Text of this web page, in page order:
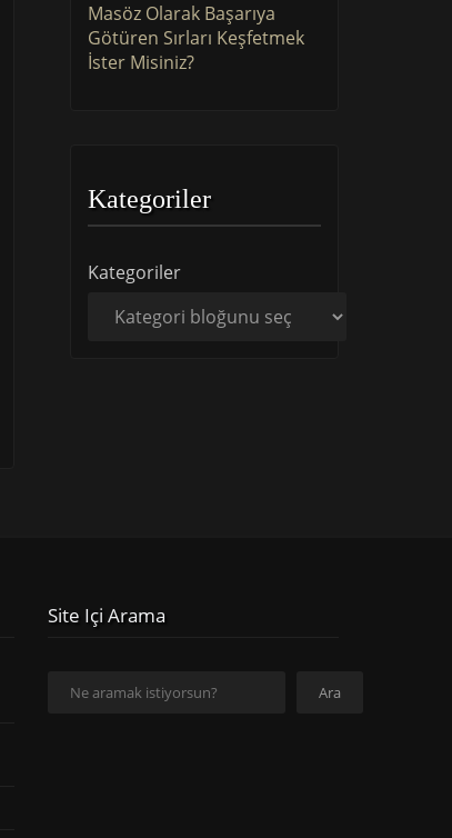
Masöz Olarak Başarıya
Götüren Sırları Keşfetmek
İster Misiniz?
Kategoriler
Kategoriler
Site Içi Arama
Ara